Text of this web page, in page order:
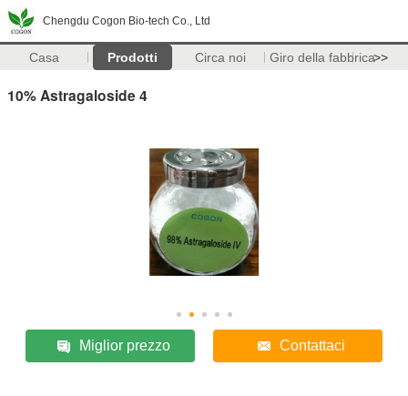
Chengdu Cogon Bio-tech Co., Ltd
Casa Prodotti Circa noi Giro della fabbrica>>
10% Astragaloside 4
Miglior prezzo Contattaci